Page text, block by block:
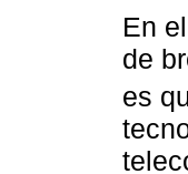
En
de
es